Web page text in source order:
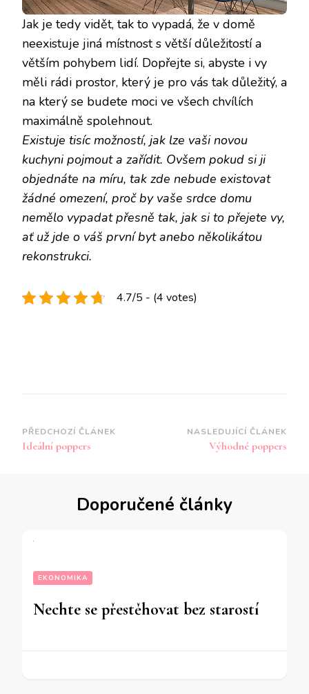
Jak je tedy vidět, tak to vypadá, že v domě
neexistuje jiná místnost s větší důležitostí a
větším pohybem lidí. Dopřejte si, abyste i vy
měli rádi prostor, který je pro vás tak důležitý, a
na který se budete moci ve všech chvílích
maximálně spolehnout.
Existuje tisíc možností, jak lze vaši novou
kuchyni pojmout a zařídit. Ovšem pokud si ji
objednáte na míru, tak zde nebude existovat
žádné omezení, proč by vaše srdce domu
nemělo vypadat přesně tak, jak si to přejete vy,
ať už jde o váš první byt anebo několikátou
rekonstrukci.
4.7/5 - (4 votes)
Navigace
příspěvku
PŘEDCHOZÍ ČLÁNEK
Ideální poppers
NASLEDUJÍCÍ ČLÁNEK
Výhodné poppers
Doporučené články
EKONOMIKA
Nechte se přestěhovat bez starostí